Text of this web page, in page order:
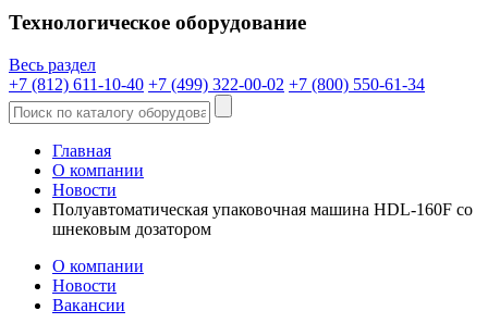
Технологическое оборудование
Весь раздел
+7 (812) 611-10-40 +7 (499) 322-00-02 +7 (800) 550-61-34
Главная
О компании
Новости
Полуавтоматическая упаковочная машина HDL-160F со
шнековым дозатором
О компании
Новости
Вакансии